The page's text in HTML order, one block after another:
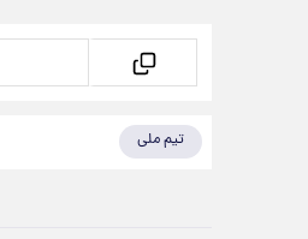
تیم ملی